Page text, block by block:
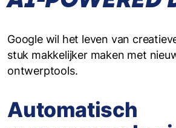
Google wil het leven van
stuk makkelijker maken met
ontwerptools.
Automatisch